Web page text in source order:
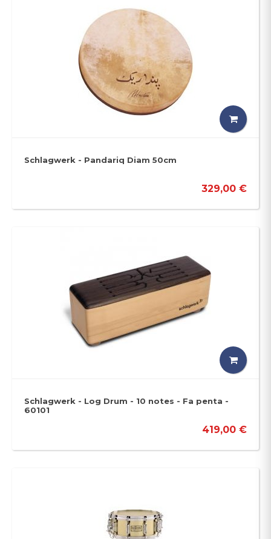
Schlagwerk - Pandariq Diam 50cm
329,00 €
Schlagwerk - Log Drum - 10 notes - Fa penta -
60101
419,00 €